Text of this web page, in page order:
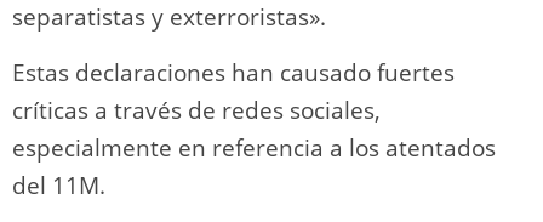
separatistas y exterroristas».
Estas declaraciones han causado fuertes
críticas a través de redes sociales,
especialmente en referencia a los atentados
del 11M.